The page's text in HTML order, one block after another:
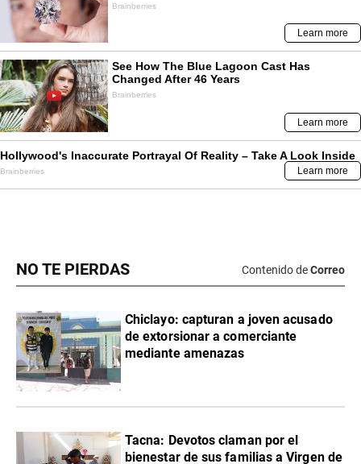
NO TE PIERDAS Contenido deCorreo
Chiclayo: capturan a joven acusado
de extorsionar a comerciante
mediante amenazas
Tacna: Devotos claman por el
bienestar de sus familias a Virgen de